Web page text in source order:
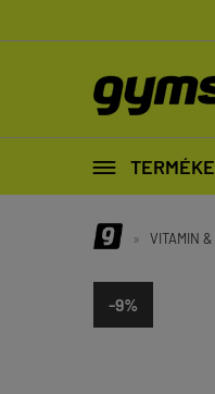

» VITAMIN
-9%